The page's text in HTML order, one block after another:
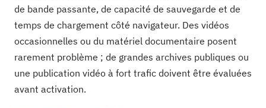
de bande passante, de capacité de sauvegarde et de
temps de chargement côté navigateur. Des vidéos
occasionnelles ou du matériel documentaire posent
rarement problème ; de grandes archives publiques ou
une publication vidéo à fort trafic doivent être évaluées
avant activation.